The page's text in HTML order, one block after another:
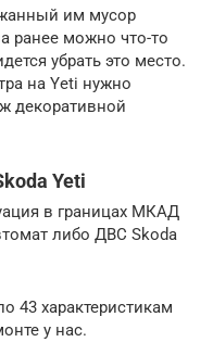
им мусор
ранее можно что-то
убрать это место.
на Yeti нужно
декоративной
Yeti
в границах МКАД
либо ДВС Skoda
43 характеристикам
у нас.